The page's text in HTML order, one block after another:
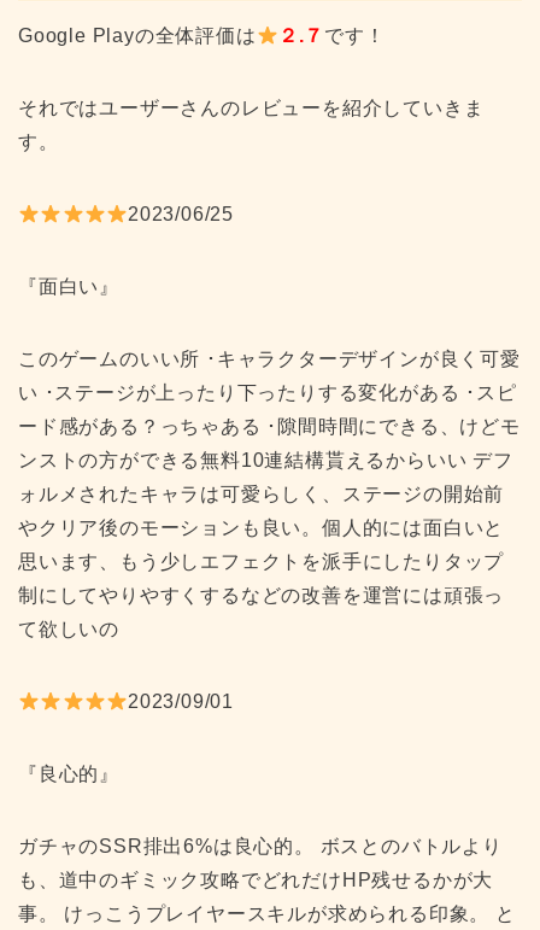
Google Playの全体評価は ２.７ です！
それではユーザーさんのレビューを紹介していきま
す。
2023/06/25
『面白い』
このゲームのいい所 ･キャラクターデザインが良く可愛
い ･ステージが上ったり下ったりする変化がある ･スピ
ード感がある？っちゃある ･隙間時間にできる、けどモ
ンストの方ができる無料10連結構貰えるからいい デフ
ォルメされたキャラは可愛らしく、ステージの開始前
やクリア後のモーションも良い。個人的には面白いと
思います、もう少しエフェクトを派手にしたりタップ
制にしてやりやすくするなどの改善を運営には頑張っ
て欲しいの
2023/09/01
『良心的』
ガチャのSSR排出6%は良心的。 ボスとのバトルより
も、道中のギミック攻略でどれだけHP残せるかが大
事。 けっこうプレイヤースキルが求められる印象。 と